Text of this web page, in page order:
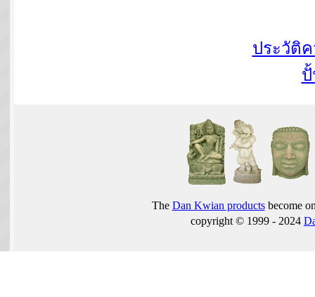
ประวัติ
The Dan Kwian productsbecome
copyright © 1999 - 2024